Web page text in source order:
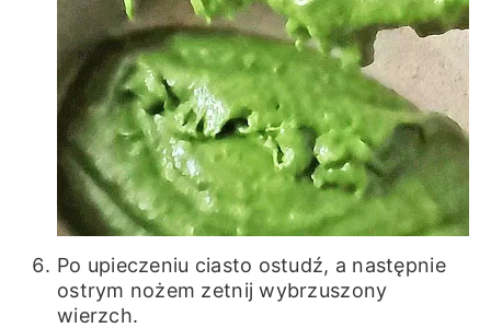
Po upieczeniu ciasto ostudź, a następnie
ostrym nożem zetnij wybrzuszony
wierzch.